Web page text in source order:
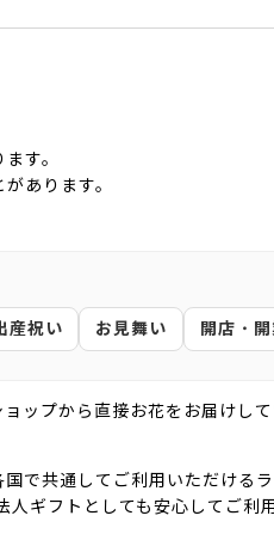
す。
あります。
産祝い お見舞い 開店・
ップから直接お花をお届けし
で共通してご利用いただける
ギフトとしても安心してご利